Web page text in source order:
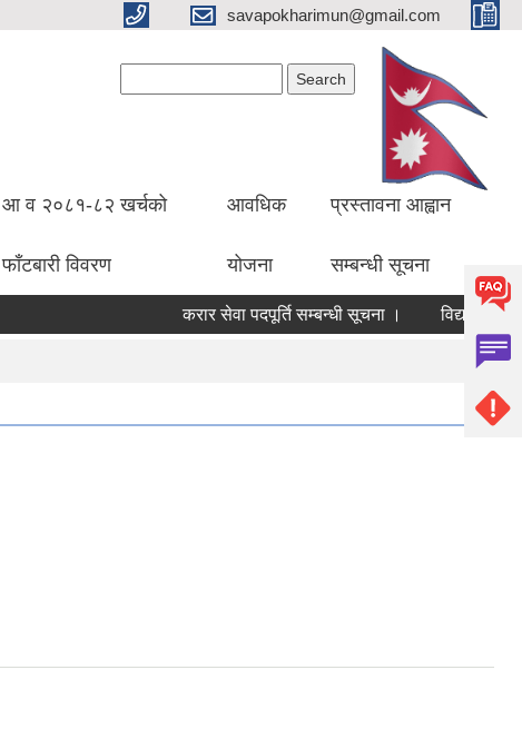
savapokharimun@gmail.com
आ व २०८१-८२ खर्चको
फाँटबारी विवरण
आवधिक
योजना
प्रस्तावना आह्वान
सम्बन्धी सूचना
करार सेवा पदपूर्ति सम्बन्धी सूचना ।